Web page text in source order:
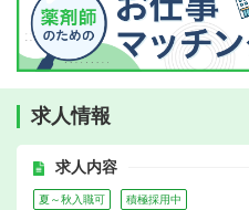
求人情報
求人内容
夏～秋入職可 積極採用中